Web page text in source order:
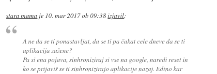
stara mama je 10. mar 2017 ob 09:38izjavil:
A ne da se ti ponastavljat, da se ti pa čakat cele dneve da se ti
aplikacija zažene?
Pa si ena pojava, sinhroniziraj si vse na google, naredi reset in
ko se prijaviš se ti sinhronizirajo aplikacije nazaj. Edino kar